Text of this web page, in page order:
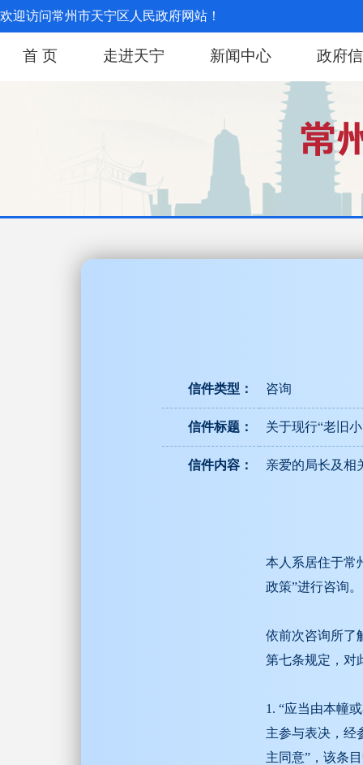
欢迎访问常州市天宁区人民政府网站！
首 页 走进天宁 新闻中心 政府
信件类型： 咨询
信件标题： 关于现行“老旧
信件内容： 亲爱的局长及相
本人系居住于常
政策”进行咨询。
依前次咨询所了
第七条规定，对
1. “应当由本幢
主参与表决，经
主同意”，该条